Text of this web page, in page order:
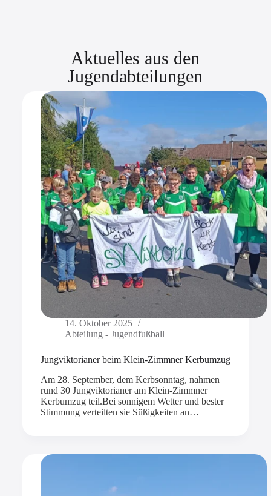
Aktuelles aus den
Jugendabteilungen
14. Oktober 2025
Abteilung - Jugendfußball
Jungviktorianer beim Klein-Zimmner Kerbumzug
Am 28. September, dem Kerbsonntag, nahmen
rund 30 Jungviktorianer am Klein-Zimmner
Kerbumzug teil.Bei sonnigem Wetter und bester
Stimmung verteilten sie Süßigkeiten an…